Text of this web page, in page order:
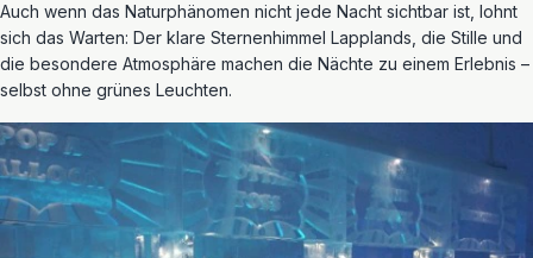
Auch wenn das Naturphänomen nicht jede Nacht sichtbar ist, lohnt
sich das Warten: Der klare Sternenhimmel Lapplands, die Stille und
die besondere Atmosphäre machen die Nächte zu einem Erlebnis –
selbst ohne grünes Leuchten.